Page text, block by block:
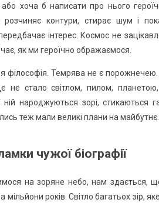
хоча б написати про нього
розчиняє контури, стирає шум і
інтерес. Космос не
як ми героїчно ображаємося.
філософія. Темрява не є
не стало світлом, пилом,
ній народжуються зорі, стикаються
теж мали великі плани на майбутнє.
чужої біографії
на зоряне небо, нам здається,
мільйони років. Світло багатьох